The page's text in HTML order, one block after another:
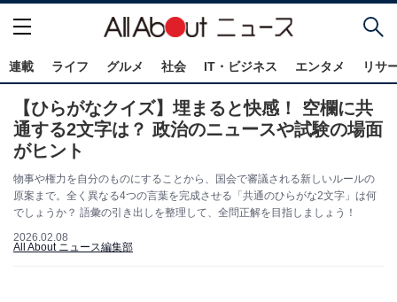
連載 ライフ グルメ 社会 IT・ビジネス エンタメ リサ
【ひらがなクイズ】埋まると快感！ 空欄に共
通する2文字は？ 政治のニュースや試験の場面
がヒント
物事や権力を自分のものにすることから、国会で審議される新しいルールの
原案まで。全く異なる4つの言葉を完成させる「共通のひらがな2文字」は何
でしょうか？ 語彙の引き出しを整理して、全問正解を目指しましょう！
2026.02.08
All About ニュース編集部